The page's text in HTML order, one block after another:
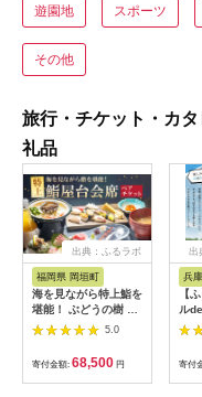
遊園地 スポーツ
その他
旅行・チケット・カ
礼品
出典：ふるラボ
福岡県 岡垣町
海を見ながら特上鮨を
堪能！ ぶどうの樹 鮨
屋台ペア お食事券 海
鮮 海 屋台 食事 ペア
福岡県 岡垣町
5.0
寄付金額: 68,500 円
出
兵
【
ル
験
【
寄付